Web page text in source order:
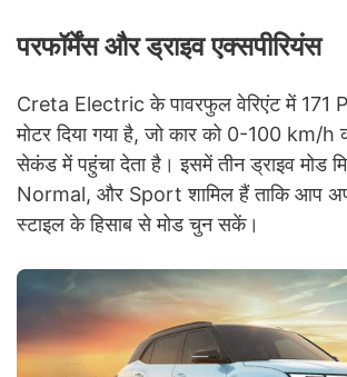
परफॉर्मेंस और ड्राइव एक्सपीरियंस
Creta Electric के पावरफुल वेरिएंट में 171
मोटर दिया गया है, जो कार को 0-100 km/h
सेकंड में पहुंचा देता है। इसमें तीन ड्राइव मोड
Normal, और Sport शामिल हैं ताकि आप
स्टाइल के हिसाब से मोड चुन सकें।